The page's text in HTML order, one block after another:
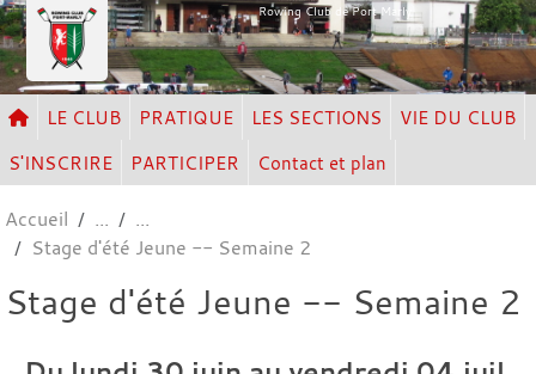
Rowing Club de Port Marly
LE CLUB PRATIQUE LES SECTIONS
VIE DU CLUB
S'INSCRIRE
PARTICIPER Contact et plan
Accueil
Stage d'été Jeune -- Semaine 2
Stage d'été Jeune -- Semaine 2
Panneau de gestion des cookies